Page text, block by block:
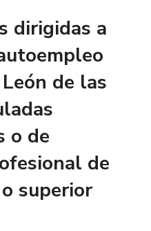
dirigidas a
de las
o de
de
superior